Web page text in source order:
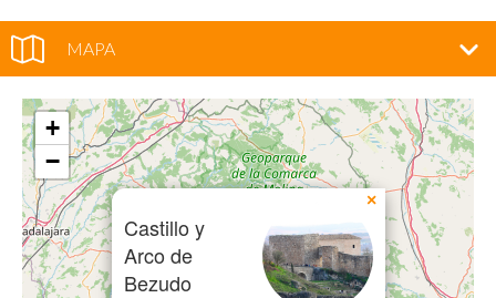
MAPA
Castillo y
Arco de
Bezudo
×
+
−